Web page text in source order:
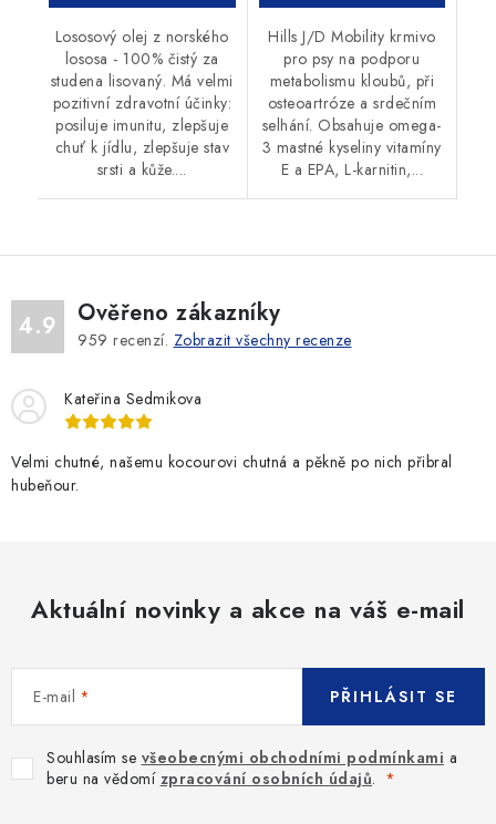
Lososový olej z norského
lososa - 100% čistý za
studena lisovaný. Má velmi
pozitivní zdravotní účinky:
posiluje imunitu, zlepšuje
chuť k jídlu, zlepšuje stav
srsti a kůže....
Hills J/D Mobility krmivo
pro psy na podporu
metabolismu kloubů, při
osteoartróze a srdečním
selhání. Obsahuje omega-
3 mastné kyseliny vitamíny
E a EPA, L-karnitin,...
4.9 Ověřeno zákazníky
959 recenzí. Zobrazit všechny recenze
Kateřina Sedmikova
Velmi chutné, našemu kocourovi chutná a pěkně po nich přibral
hubeňour.
Aktuální novinky a akce na váš e-mail
E-mail
Souhlasím se všeobecnými obchodními podmínkami a
beru na vědomí zpracování osobních údajů.
PŘIHLÁSIT SE